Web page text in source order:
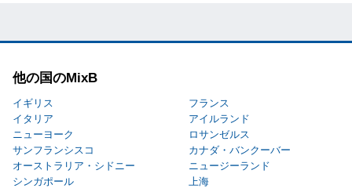
他の国のMixB
イギリス
フランス
イタリア
アイルランド
ニューヨーク
ロサンゼルス
サンフランシスコ
カナダ・バンクーバー
オーストラリア・シドニー
ニュージーランド
シンガポール
上海